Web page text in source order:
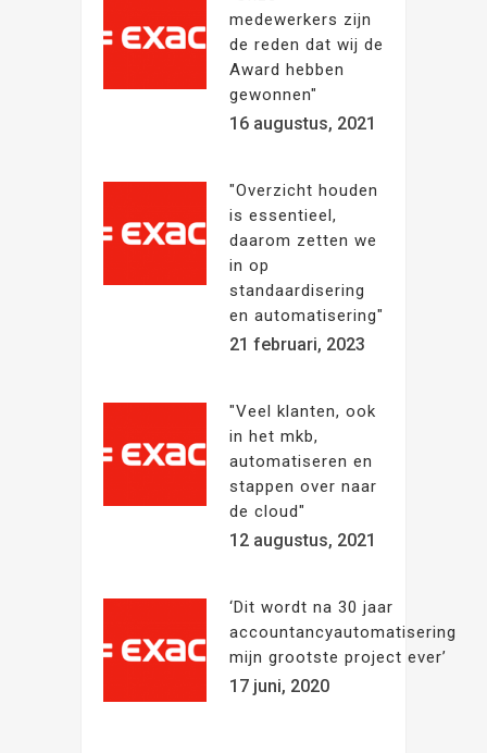
medewerkers zijn
de reden dat wij de
Award hebben
gewonnen"
16 augustus, 2021
"Overzicht houden
is essentieel,
daarom zetten we
in op
standaardisering
en automatisering"
21 februari, 2023
"Veel klanten, ook
in het mkb,
automatiseren en
stappen over naar
de cloud"
12 augustus, 2021
‘Dit wordt na 30 jaar
accountancyautomatisering
mijn grootste project ever’
17 juni, 2020